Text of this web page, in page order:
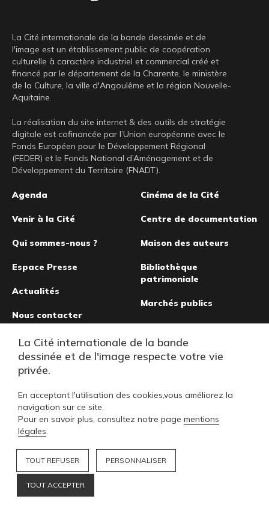
Tarif
La Cité internationale de la bande dessinée et de
l'image est un établissement public de coopération
culturelle à caractère industriel et commercial créé et
financé par le département de la Charente, le ministère
de la Culture, la ville d'Angoulême et la région Nouvelle-
Aquitaine.
La réalisation du site internet & des outils de stratégie
digitale est cofinancée par l’Union européenne avec le
Fonds Européen pour le Développement Régional
(FEDER) et le Fonds National d’Aménagement et de
Développement du Territoire (FNADT).
Pied
de
Agenda
Venir à la Cité
Qui sommes-nous ?
Espace Presse
Actualités
Nous contacter
Musée de la bande
dessinée
Cinéma de la Cité
Centre de documentation
Maison des auteurs
Bibliothèque
patrimoniale
Marchés publics
Footer
MENTIONS LÉGALES
La Cité internationale de la bande
dessinée et de l'image respecte votre vie
privée.
En acceptant l'utilisation des cookies,vous améliorez la
navigation sur ce site.
Pour en savoir plus, consultez notre page mentions
légales.
TOUT REFUSER PERSONNALISER
TOUT ACCEPTER